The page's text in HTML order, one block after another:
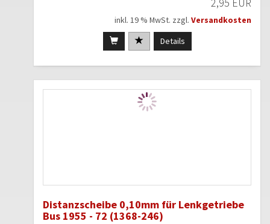
2,95 EUR
inkl. 19 % MwSt. zzgl. Versandkosten
Details
Distanzscheibe 0,10mm für Lenkgetriebe
Bus 1955 - 72 (1368-246)